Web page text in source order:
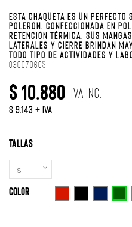
ESTA CHAQUETA ES UN PERFECTO
POLERÓN. CONFECCIONADA EN
RETENCIÓN TÉRMICA. SUS
LATERALES Y CIERRE BRINDAN
TODO TIPO DE ACTIVIDADES Y
030070605
$ 10.880 IVA Inc.
$ 9.143 + IVA
Tallas
Color